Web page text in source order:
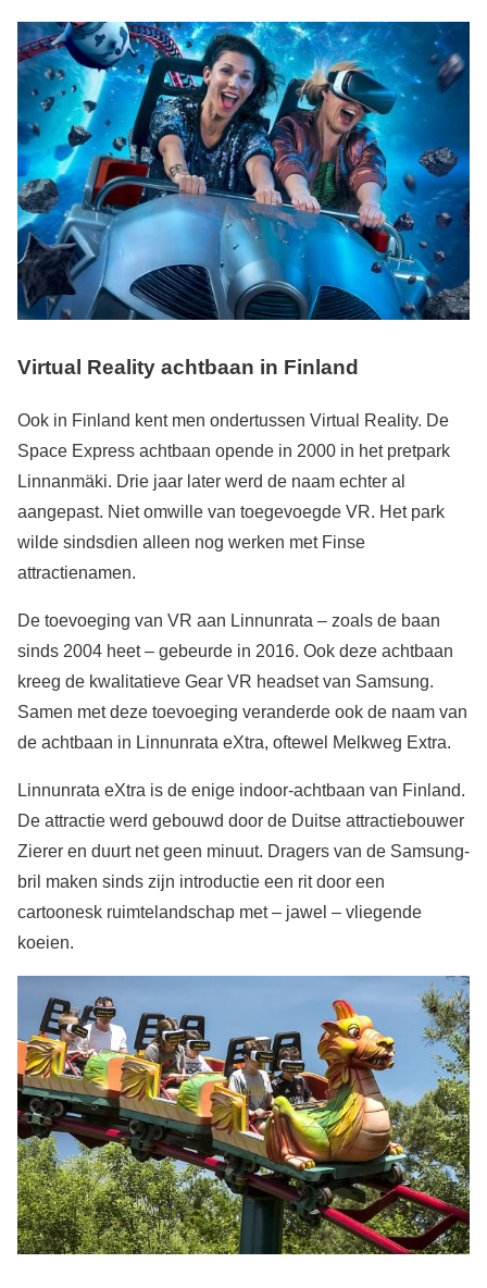
Virtual Reality achtbaan in Finland
Ook in Finland kent men ondertussen Virtual Reality. De
Space Express achtbaan opende in 2000 in het pretpark
Linnanmäki. Drie jaar later werd de naam echter al
aangepast. Niet omwille van toegevoegde VR. Het park
wilde sindsdien alleen nog werken met Finse
attractienamen.
De toevoeging van VR aan Linnunrata – zoals de baan
sinds 2004 heet – gebeurde in 2016. Ook deze achtbaan
kreeg de kwalitatieve Gear VR headset van Samsung.
Samen met deze toevoeging veranderde ook de naam van
de achtbaan in Linnunrata eXtra, oftewel Melkweg Extra.
Linnunrata eXtra is de enige indoor-achtbaan van Finland.
De attractie werd gebouwd door de Duitse attractiebouwer
Zierer en duurt net geen minuut. Dragers van de Samsung-
bril maken sinds zijn introductie een rit door een
cartoonesk ruimtelandschap met – jawel – vliegende
koeien.